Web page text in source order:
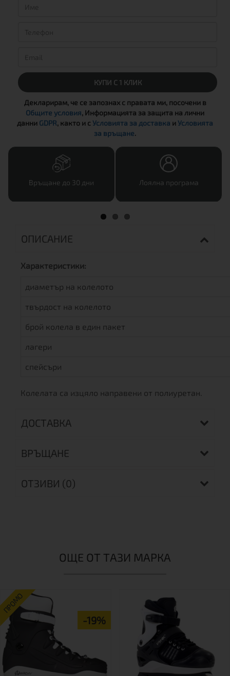
КУПИ С 1 КЛИК
Декларирам, че се запознах с правата ми, посочени в
Общите условия, Информацията за защита на лични
данни GDPR, както и сУсловията за доставка иУсловията
за връщане.
Връщане до 30 дни Лоялна програма
ОПИСАНИЕ
Характеристики:
диаметър на колелото
твърдост на колелото
брой колела в един пакет
лагери
спейсъри
Колелата са изцяло направени от полиуретан.
ДОСТАВКА
ВРЪЩАНЕ
ОТЗИВИ (0)
ОЩЕ ОТ ТАЗИ МАРКА
ПРОМО
-19%